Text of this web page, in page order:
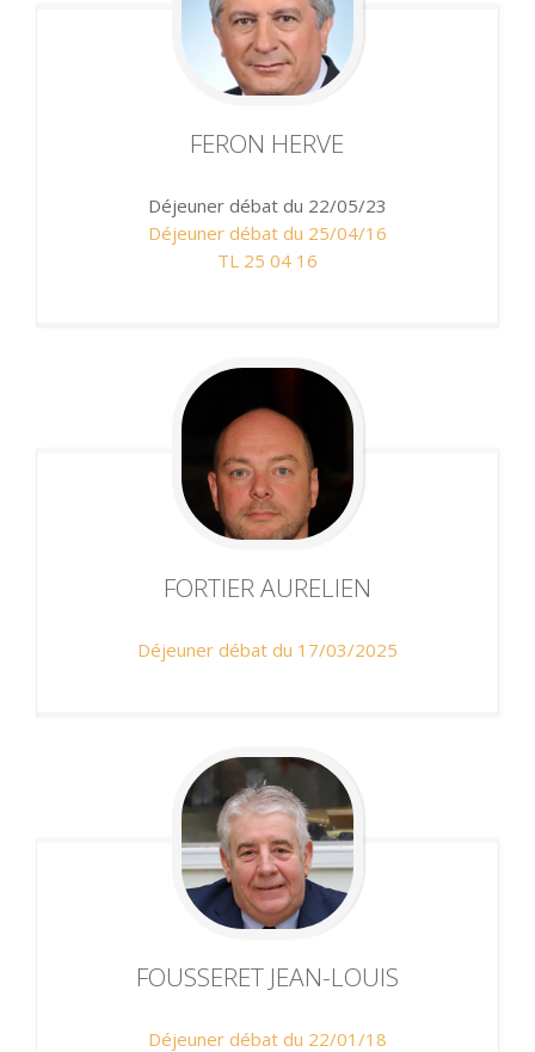
FERON HERVE
Déjeuner débat du 22/05/23
Déjeuner débat du 25/04/16
TL 25 04 16
FORTIER AURELIEN
Déjeuner débat du 17/03/2025
FOUSSERET JEAN-LOUIS
Déjeuner débat du 22/01/18